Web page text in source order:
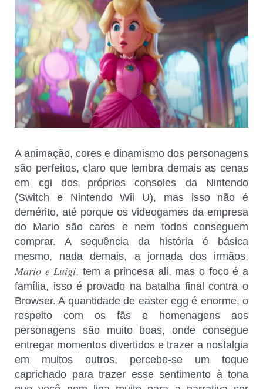
A animação, cores e dinamismo dos personagens
são perfeitos, claro que lembra demais as cenas
em cgi dos próprios consoles da Nintendo
(Switch e Nintendo Wii U), mas isso não é
demérito, até porque os videogames da empresa
do Mario são caros e nem todos conseguem
comprar. A sequência da história é básica
mesmo, nada demais, a jornada dos irmãos,
Mario e Luigi, tem a princesa ali, mas o foco é a
família, isso é provado na batalha final contra o
Browser. A quantidade de easter egg é enorme, o
respeito com os fãs e homenagens aos
personagens são muito boas, onde consegue
entregar momentos divertidos e trazer a nostalgia
em muitos outros, percebe-se um toque
caprichado para trazer esse sentimento à tona